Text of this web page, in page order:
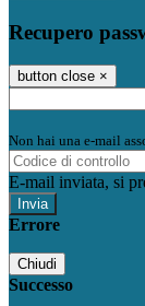
Recupero
button close ×
Non hai una e-mail
E-mail inviata, si
Errore
Chiudi
Successo